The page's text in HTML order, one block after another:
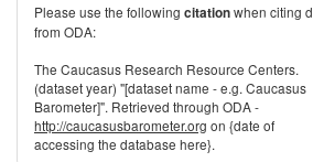
Please use the following citationwhen citing
from ODA:
The Caucasus Research Resource Centers.
(dataset year) "[dataset name - e.g. Caucasus
Barometer]". Retrieved through ODA -
http://caucasusbarometer.org on {date of
accessing the database here}.